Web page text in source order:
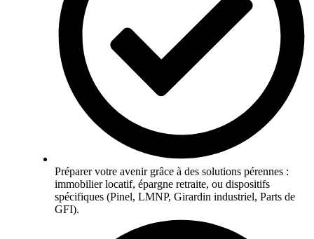
Préparer votre avenir grâce à des solutions pérennes :
immobilier locatif, épargne retraite, ou dispositifs
spécifiques (Pinel, LMNP, Girardin industriel, Parts de
GFI).